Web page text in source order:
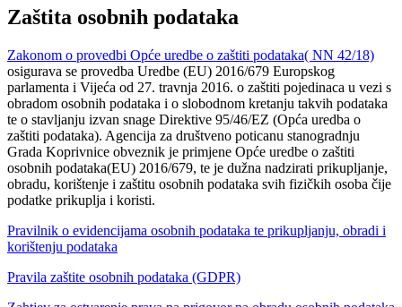
Zaštita osobnih podataka
Zakonom o provedbi Opće uredbe o zaštiti podataka( NN 42/18)
osigurava se provedba Uredbe (EU) 2016/679 Europskog
parlamenta i Vijeća od 27. travnja 2016. o zaštiti pojedinaca u vezi s
obradom osobnih podataka i o slobodnom kretanju takvih podataka
te o stavljanju izvan snage Direktive 95/46/EZ (Opća uredba o
zaštiti podataka). Agencija za društveno poticanu stanogradnju
Grada Koprivnice obveznik je primjene Opće uredbe o zaštiti
osobnih podataka(EU) 2016/679, te je dužna nadzirati prikupljanje,
obradu, korištenje i zaštitu osobnih podataka svih fizičkih osoba čije
podatke prikuplja i koristi.
Pravilnik o evidencijama osobnih podataka te prikupljanju, obradi i
korištenju podataka
Pravila zaštite osobnih podataka (GDPR)